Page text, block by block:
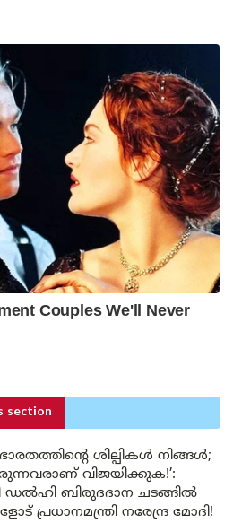
section
ശില്പികൾ നിങ്ങൾ;
വിജയിക്കുക!’:
ബിരുദദാന ചടങ്ങിൽ
പ്രധാനമന്ത്രി നരേന്ദ്ര മോദി!